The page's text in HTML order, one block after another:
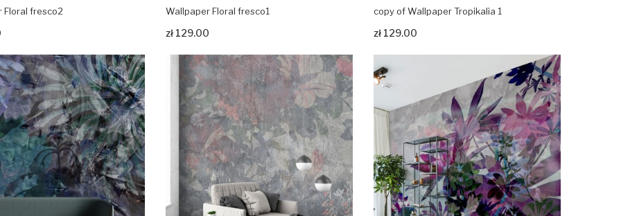
Floral fresco2 Wallpaper Floral fresco1
zł 129.00
Zobacz produkt
copy of Wallpaper Tropikalia 1
zł 129.00
Zobacz produkt